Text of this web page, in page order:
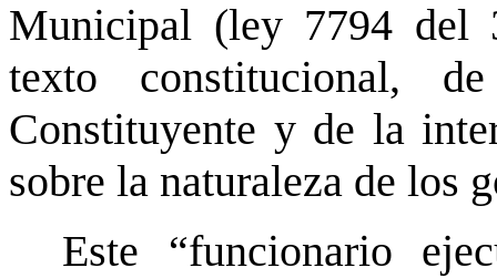
Municipal (ley 7794 del
texto constitucional,
Constituyente y de la
sobre la naturaleza de los
Este “funcionario